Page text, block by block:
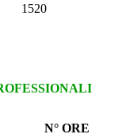
1520
N° ORE